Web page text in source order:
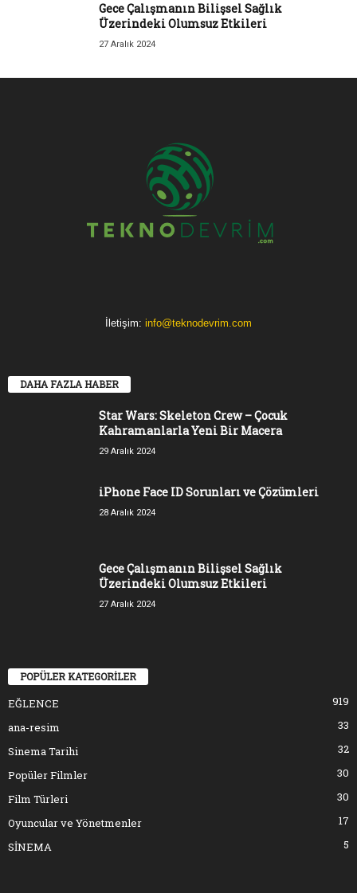
Gece Çalışmanın Bilişsel Sağlık
Üzerindeki Olumsuz Etkileri
27 Aralık 2024
İletişim: info@teknodevrim.com
DAHA FAZLA HABER
Star Wars: Skeleton Crew – Çocuk
Kahramanlarla Yeni Bir Macera
29 Aralık 2024
iPhone Face ID Sorunları ve Çözümleri
28 Aralık 2024
Gece Çalışmanın Bilişsel Sağlık
Üzerindeki Olumsuz Etkileri
27 Aralık 2024
POPÜLER KATEGORİLER
EĞLENCE
919
ana-resim
33
Sinema Tarihi
32
Popüler Filmler
30
Film Türleri
30
Oyuncular ve Yönetmenler
17
SİNEMA
5